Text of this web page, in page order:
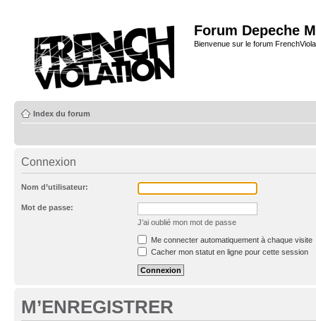
Forum Depeche
Bienvenue sur le forum
Index du forum
Connexion
Nom d’utilisateur:
Mot de passe:
J’ai oublié mon mot de passe
Me connecter automatiquement à chaque visite
Cacher mon statut en ligne pour cette session
M’ENREGISTRER